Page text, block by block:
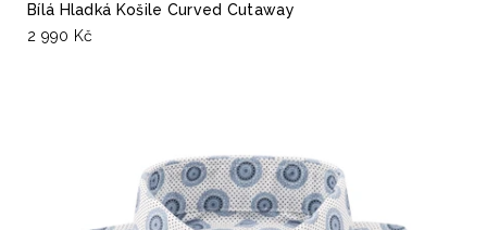
Bílá Hladká Košile Curved Cutaway
2 990 Kč